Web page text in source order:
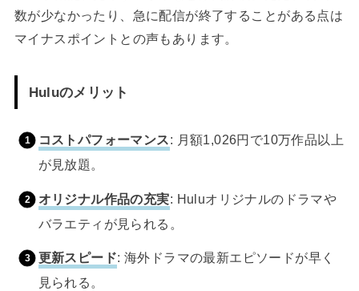
数が少なかったり、急に配信が終了することがある点は
マイナスポイントとの声もあります。
Huluのメリット
コストパフォーマンス: 月額1,026円で10万作品以上
が見放題。
オリジナル作品の充実: Huluオリジナルのドラマや
バラエティが見られる。
更新スピード: 海外ドラマの最新エピソードが早く
見られる。